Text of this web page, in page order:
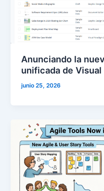
Anunciando la
unificada de Visual
junio 25, 2026